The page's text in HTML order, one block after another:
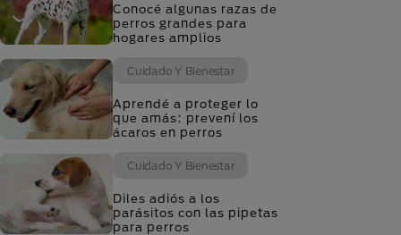
Conocé algunas razas de
perros grandes para
hogares amplios
Cuidado Y Bienestar
Aprendé a proteger lo
que amás: prevení los
ácaros en perros
Cuidado Y Bienestar
Diles adiós a los
parásitos con las pipetas
para perros